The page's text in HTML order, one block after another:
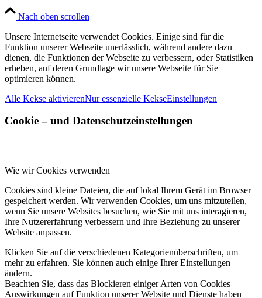
Nach oben scrollen
Unsere Internetseite verwendet Cookies. Einige sind für die
Funktion unserer Webseite unerlässlich, während andere dazu
dienen, die Funktionen der Webseite zu verbessern, oder Statistiken
erheben, auf deren Grundlage wir unsere Webseite für Sie
optimieren können.
Alle Kekse aktivierenNur essenzielle KekseEinstellungen
Cookie – und Datenschutzeinstellungen
Wie wir Cookies verwenden
Cookies sind kleine Dateien, die auf lokal Ihrem Gerät im Browser
gespeichert werden. Wir verwenden Cookies, um uns mitzuteilen,
wenn Sie unsere Websites besuchen, wie Sie mit uns interagieren,
Ihre Nutzererfahrung verbessern und Ihre Beziehung zu unserer
Website anpassen.
Klicken Sie auf die verschiedenen Kategorienüberschriften, um
mehr zu erfahren. Sie können auch einige Ihrer Einstellungen
ändern.
Beachten Sie, dass das Blockieren einiger Arten von Cookies
Auswirkungen auf Funktion unserer Website und Dienste haben